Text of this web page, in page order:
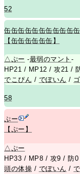
52
缶缶缶缶缶缶缶缶缶缶
【缶缶缶缶缶缶】
△ ぷー -最弱のマント -
HP21 / MP12 / 攻21 /
でこぴん / でぽいん /
58
ぷー
【ぷー】
△ ぷー
HP33 / MP8 / 攻9 / 防
頭の体操 / でぽいん /